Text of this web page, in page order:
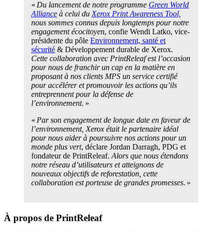
« Du lancement de notre programme Green World
Alliance à celui du Xerox Print Awareness Tool,
nous sommes connus depuis longtemps pour notre
engagement écocitoyen, confie Wendi Latko, vice-
présidente du pôle Environnement, santé et
sécurité & Développement durable de Xerox.
Cette collaboration avec PrintReleaf est l’occasion
pour nous de franchir un cap en la matière en
proposant à nos clients MPS un service certifié
pour accélérer et promouvoir les actions qu’ils
entreprennent pour la défense de
l’environnement. »
« Par son engagement de longue date en faveur de
l’environnement, Xerox était le partenaire idéal
pour nous aider à poursuivre nos actions pour un
monde plus vert, déclare Jordan Darragh, PDG et
fondateur de PrintReleaf. Alors que nous étendons
notre réseau d’utilisateurs et atteignons de
nouveaux objectifs de reforestation, cette
collaboration est porteuse de grandes promesses. »
À propos de PrintReleaf